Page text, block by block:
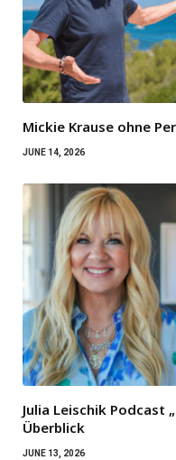
Mickie Krause ohne
JUNE 14, 2026
Julia Leischik Podcast
Überblick
JUNE 13, 2026